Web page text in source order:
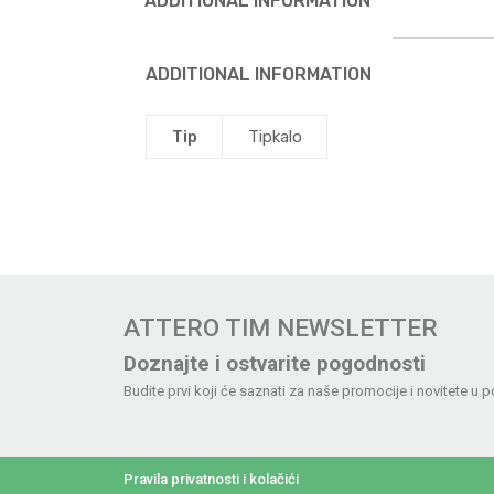
ADDITIONAL INFORMATION
Tip Tipkalo
ATTERO TIM NEWSLETTER
Doznajte i ostvarite pogodnosti
Budite prvi koji će saznati za naše promocije i novitete u
Pravila privatnosti i kolačići